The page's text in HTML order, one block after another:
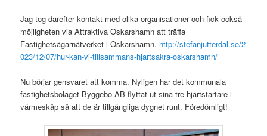
Jag tog därefter kontakt med olika organisationer och fick också
möjligheten via Attraktiva Oskarshamn att träffa
Fastighetsägarnätverket i Oskarshamn. http://stefanjutterdal.se/2
023/12/07/hur-kan-vi-tillsammans-hjartsakra-oskarshamn/
Nu börjar gensvaret att komma. Nyligen har det kommunala
fastighetsbolaget Byggebo AB flyttat ut sina tre hjärtstartare i
värmeskåp så att de är tillgängliga dygnet runt. Föredömligt!